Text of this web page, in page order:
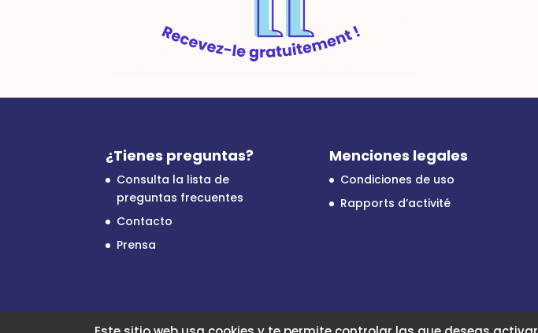
¿Tienes preguntas?
Consulta la lista de
preguntas frecuentes
Contacto
Prensa
Menciones legales
Condiciones de uso
Rapports d’activité